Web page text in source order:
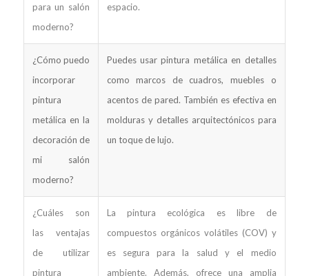
para un salón
moderno?
espacio.
¿Cómo puedo
incorporar
pintura
metálica en la
decoración de
mi salón
moderno?
Puedes usar pintura metálica en detalles
como marcos de cuadros, muebles o
acentos de pared. También es efectiva en
molduras y detalles arquitectónicos para
un toque de lujo.
¿Cuáles son
las ventajas
de utilizar
pintura
La pintura ecológica es libre de
compuestos orgánicos volátiles (COV) y
es segura para la salud y el medio
ambiente. Además, ofrece una amplia